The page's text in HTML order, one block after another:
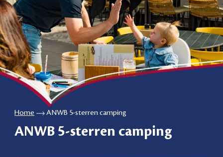
Home ANWB 5-sterren camping
ANWB 5-sterren camping